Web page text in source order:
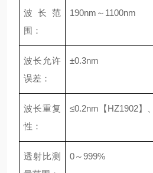
波长范
围：
190nm～1100nm
波长允许
误差：
±0.3nm
波长重复
性：
≤0.2nm【HZ1902】
透射比测
0～999%